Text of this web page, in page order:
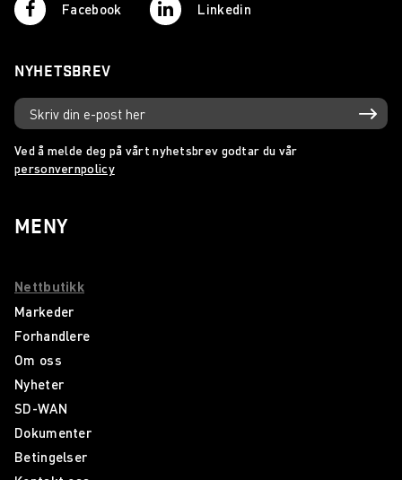
Facebook Linkedin
NYHETSBREV
Ved å melde deg på vårt nyhetsbrev godtar du vår
personvernpolicy
MENY
Nettbutikk
Markeder
Forhandlere
Om oss
Nyheter
SD-WAN
Dokumenter
Betingelser